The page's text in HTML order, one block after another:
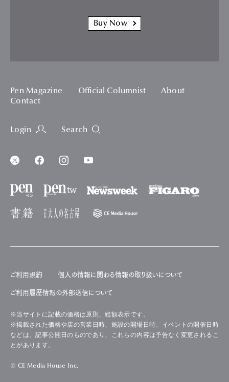
Buy Now
Pen Magazine Official Columnist
About
Contact
Login Search
ご利用規約 個人の情報に関わる情報の取り扱いについて
ご利用履歴情報の外部送信について
※当サイトに記載の価格は原則、総額表示です。
※掲載された価格や店の営業日時、施設の開場日時、イベントの開催日時
などは、記事公開日のものであり、これらの内容は予告なく変更されるこ
とがあります。
© CE Media House Inc.